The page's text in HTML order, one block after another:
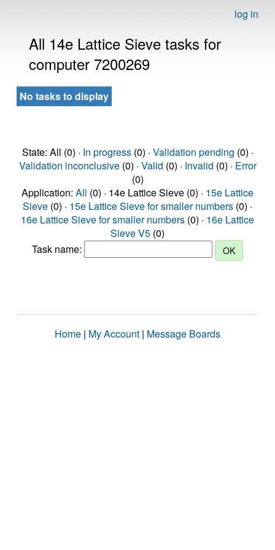
log in
All 14e Lattice Sieve tasks for
computer 7200269
No tasks to display
State: All (0) · In progress(0) · Validation pending (0) ·
Validation inconclusive(0) · Valid (0) · Invalid (0) · Error
(0)
Application: All (0) · 14e Lattice Sieve (0) · 15e Lattice
Sieve (0) · 15e Lattice Sieve for smaller numbers (0) ·
16e Lattice Sieve for smaller numbers (0) · 16e Lattice
Sieve V5 (0)
Task name:
Home | My Account | Message Boards